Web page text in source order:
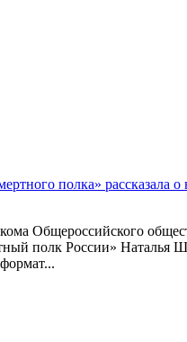
полка» рассказала
Общероссийского
полк России» Наталья